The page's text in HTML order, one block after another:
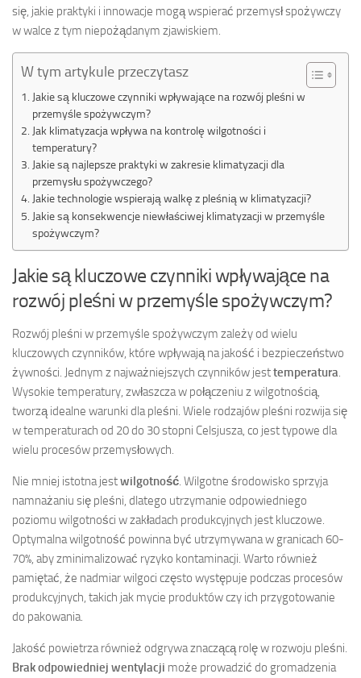
się, jakie praktyki i innowacje mogą wspierać przemysł spożywczy
w walce z tym niepożądanym zjawiskiem.
W tym artykule przeczytasz
Jakie są kluczowe czynniki wpływające na rozwój pleśni w
przemyśle spożywczym?
Jak klimatyzacja wpływa na kontrolę wilgotności i
temperatury?
Jakie są najlepsze praktyki w zakresie klimatyzacji dla
przemysłu spożywczego?
Jakie technologie wspierają walkę z pleśnią w klimatyzacji?
Jakie są konsekwencje niewłaściwej klimatyzacji w przemyśle
spożywczym?
Jakie są kluczowe czynniki wpływające na
rozwój pleśni w przemyśle spożywczym?
Rozwój pleśni w przemyśle spożywczym zależy od wielu
kluczowych czynników, które wpływają na jakość i bezpieczeństwo
żywności. Jednym z najważniejszych czynników jesttemperatura.
Wysokie temperatury, zwłaszcza w połączeniu z wilgotnością,
tworzą idealne warunki dla pleśni. Wiele rodzajów pleśni rozwija się
w temperaturach od 20 do 30 stopni Celsjusza, co jest typowe dla
wielu procesów przemysłowych.
Nie mniej istotna jestwilgotność. Wilgotne środowisko sprzyja
namnażaniu się pleśni, dlatego utrzymanie odpowiedniego
poziomu wilgotności w zakładach produkcyjnych jest kluczowe.
Optymalna wilgotność powinna być utrzymywana w granicach 60-
70%, aby zminimalizować ryzyko kontaminacji. Warto również
pamiętać, że nadmiar wilgoci często występuje podczas procesów
produkcyjnych, takich jak mycie produktów czy ich przygotowanie
do pakowania.
Jakość powietrza również odgrywa znaczącą rolę w rozwoju pleśni.
Brak odpowiedniej wentylacji może prowadzić do gromadzenia